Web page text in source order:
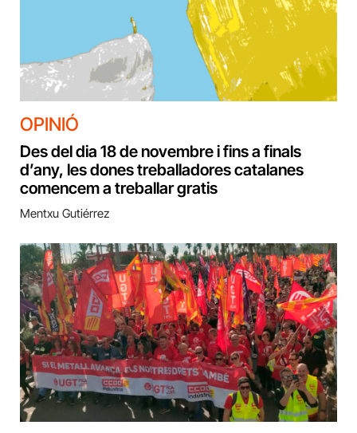
OPINIÓ
Des del dia 18 de novembre i fins a finals
d’any, les dones treballadores catalanes
comencem a treballar gratis
Mentxu Gutiérrez